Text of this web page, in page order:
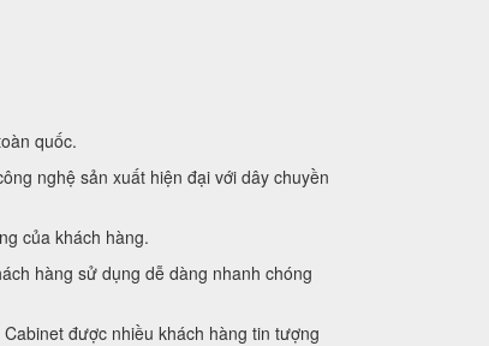
quốc.
nghệ sản xuất hiện đại với dây chuyền
của khách hàng.
hàng sử dụng dễ dàng nhanh chóng
được nhiều khách hàng tin tượng